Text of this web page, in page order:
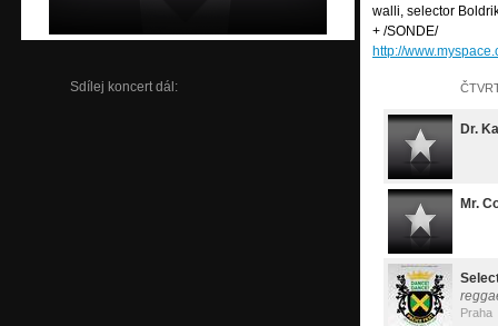
Sdílej koncert dál:
walli, selector
+ /SONDE/
http://
Dr.
Mr.
Praha